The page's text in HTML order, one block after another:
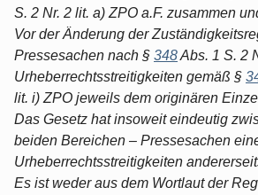
S. 2 Nr. 2 lit. a) ZPO a.F. zusammen
Vor der Änderung der
Pressesachen nach § 348Abs. 1 S. 2
Urheberrechtsstreitigkeiten gemäß §
lit. i) ZPO jeweils dem originären
Das Gesetz hat insoweit eindeutig
beiden Bereichen – Pressesachen
Urheberrechtsstreitigkeiten
Es ist weder aus dem Wortlaut der